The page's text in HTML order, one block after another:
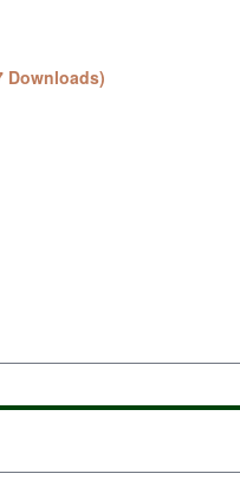
Downloads)